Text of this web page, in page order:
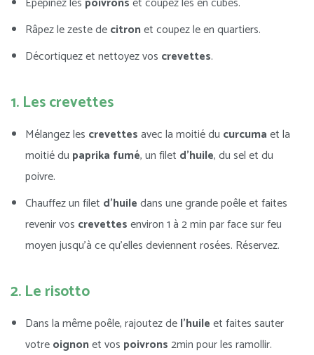
Râpez le zeste decitronet coupez le en quartiers.
Décortiquez et nettoyez vos crevettes.
1. Les crevettes
Mélangez les crevettesavec la moitié du curcumaet la
moitié du paprika fumé, un filet d’huile, du sel et du
poivre.
Chauffez un filet d’huiledans une grande poêle et faites
revenir vos crevettesenviron 1 à 2 min par face sur feu
moyen jusqu’à ce qu’elles deviennent rosées. Réservez.
2. Le risotto
Dans la même poêle, rajoutez del’huileet faites sauter
votreoignonet vos poivrons2min pour les ramollir.